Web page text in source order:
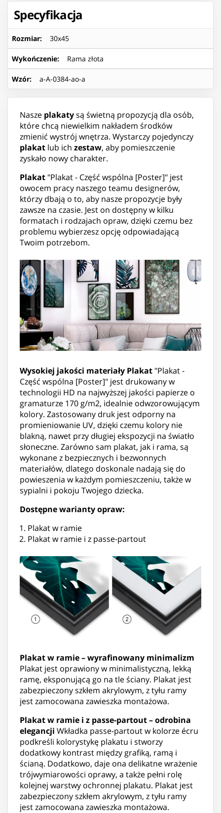
Specyfikacja
Rozmiar: 30x45
Wykończenie: Rama złota
Wzór: a-A-0384-ao-a
Nasze plakatysą świetną propozycją dla osób,
które chcą niewielkim nakładem środków
zmienić wystrój wnętrza. Wystarczy pojedynczy
plakat lub ich zestaw, aby pomieszczenie
zyskało nowy charakter.
Plakat "Plakat - Część wspólna [Poster]" jest
owocem pracy naszego teamu designerów,
którzy dbają o to, aby nasze propozycje były
zawsze na czasie. Jest on dostępny w kilku
formatach i rodzajach opraw, dzięki czemu bez
problemu wybierzesz opcję odpowiadającą
Twoim potrzebom.
Wysokiej jakości materiały Plakat "Plakat -
Część wspólna [Poster]" jest drukowany w
technologii HD na najwyższej jakości papierze o
gramaturze 170 g/m2, idealnie odwzorowującym
kolory. Zastosowany druk jest odporny na
promieniowanie UV, dzięki czemu kolory nie
blakną, nawet przy długiej ekspozycji na światło
słoneczne. Zarówno sam plakat, jak i rama, są
wykonane z bezpiecznych i bezwonnych
materiałów, dlatego doskonale nadają się do
powieszenia w każdym pomieszczeniu, także w
sypialni i pokoju Twojego dziecka.
Dostępne warianty opraw:
Plakat w ramie
Plakat w ramie i z passe-partout
Plakat w ramie – wyrafinowany minimalizm
Plakat jest oprawiony w minimalistyczną, lekką
ramę, eksponującą go na tle ściany. Plakat jest
zabezpieczony szkłem akrylowym, z tyłu ramy
jest zamocowana zawieszka montażowa.
Plakat w ramie i z passe-partout – odrobina
elegancji Wkładka passe-partout w kolorze écru
podkreśli kolorystykę plakatu i stworzy
dodatkowy kontrast między grafiką, ramą i
ścianą. Dodatkowo, daje ona delikatne wrażenie
trójwymiarowości oprawy, a także pełni rolę
kolejnej warstwy ochronnej plakatu. Plakat jest
zabezpieczony szkłem akrylowym, z tyłu ramy
jest zamocowana zawieszka montażowa.